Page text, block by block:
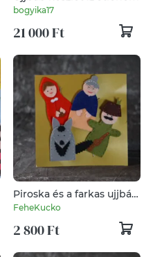
bogyika17
21 000 Ft
Piroska és a farkas ujjbáb
csomag
FeheKucko
2 800 Ft